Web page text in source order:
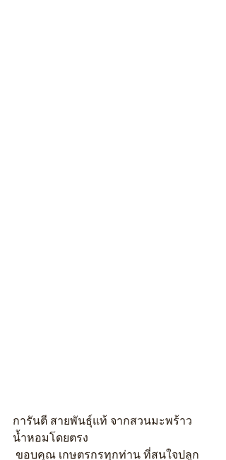
การันตี สายพันธุ์แท้ จากสวนมะพร้าว
น้ำหอมโดยตรง